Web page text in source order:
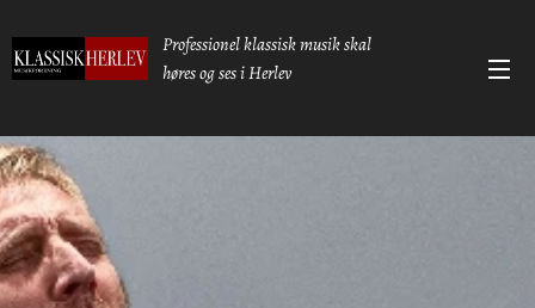
Professionel klassisk musik skal
høres og ses i Herlev